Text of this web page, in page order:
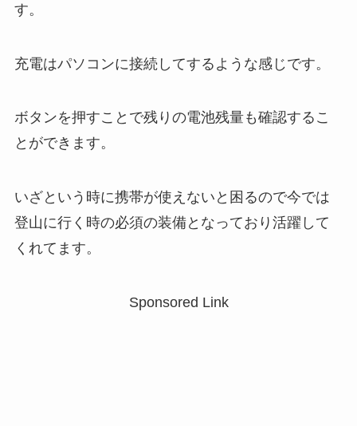
す。
充電はパソコンに接続してするような感じです。
ボタンを押すことで残りの電池残量も確認するこ
とができます。
いざという時に携帯が使えないと困るので今では
登山に行く時の必須の装備となっており活躍して
くれてます。
Sponsored Link